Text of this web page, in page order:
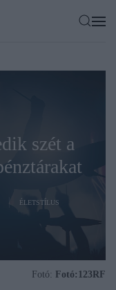
szét a
ÉLETSTÍLUS
Fotó: Fotó:123RF